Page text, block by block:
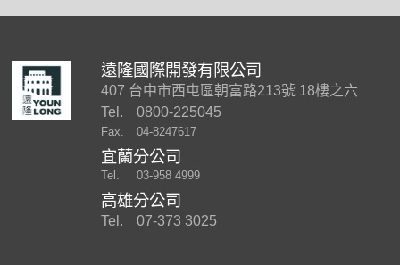
遠隆國際開發有限公司
407 台中市西屯區朝富路213號 18樓之六
Tel.
0800-225045
Fax. 04-8247617
宜蘭分公司
Tel. 03-958 4999
高雄分公司
Tel. 07-373 3025